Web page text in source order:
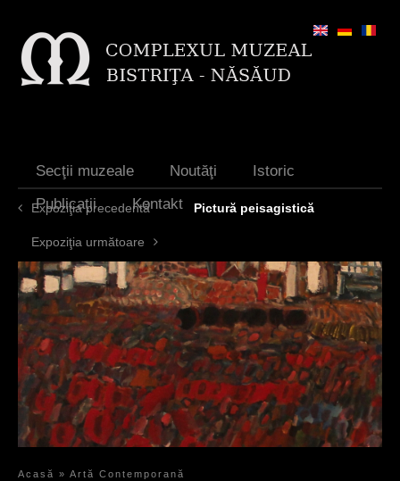
Secţii muzeale Noutăţi
Istoric
Publicaţii
Kontakt
Expoziţia precedentă Pictură peisagistică
Expoziţia următoare
Acasă » Artă Contemporană